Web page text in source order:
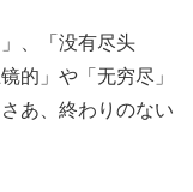
、「没有尽头
的」や「无穷尽」
あ、終わりのない